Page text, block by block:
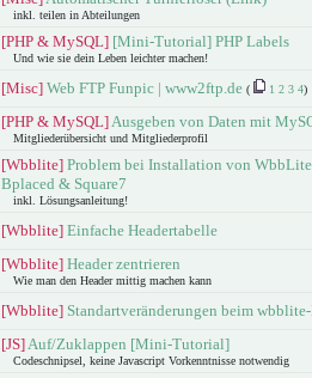
inkl. teilen in Abteilungen
[PHP & MySQL] [Mini-Tutorial] PHP Labels
Und wie sie dein Leben leichter machen!
[Misc] Web FTP Funpic | www2ftp.de ( 1 2 3 4)
[PHP & MySQL]Ausgeben von Daten mit
Mitgliederübersicht und Mitgliederprofil
[Wbblite] Problem bei Installation von
Bplaced & Square7
inkl. Lösungsanleitung!
[Wbblite] Einfache Headertabelle
[Wbblite] Header zentrieren
Wie man den Header mittig machen kann
[Wbblite] Standartveränderungen beim
[JS]Auf/Zuklappen [Mini-Tutorial]
Codeschnipsel, keine Javascript Vorkenntnisse notwendig